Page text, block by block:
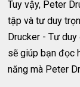
Tuy vậy, Peter
tập và tư duy
Drucker - Tư
sẽ giúp bạn đọc
năng mà Peter